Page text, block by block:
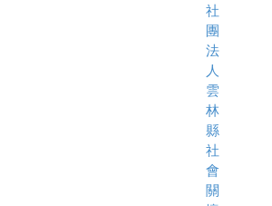
社
團
法
人
雲
林
縣
社
會
關